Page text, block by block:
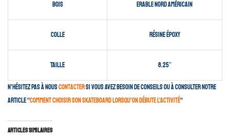
Bois Erable nord américain
Colle Résine époxy
Taille 8.25″
N’hésitez pas à nouscontactersi vous avez besoin de conseils ou à consulter notre
article “comment choisir son skateboard lorsqu’on débute l’activité“
Articles similaires